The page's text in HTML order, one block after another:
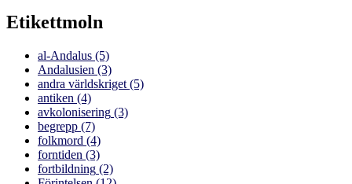
Etikettmoln
al-Andalus (5)
Andalusien (3)
andra världskriget (5)
antiken (4)
avkolonisering (3)
begrepp (7)
folkmord (4)
forntiden (3)
fortbildning (2)